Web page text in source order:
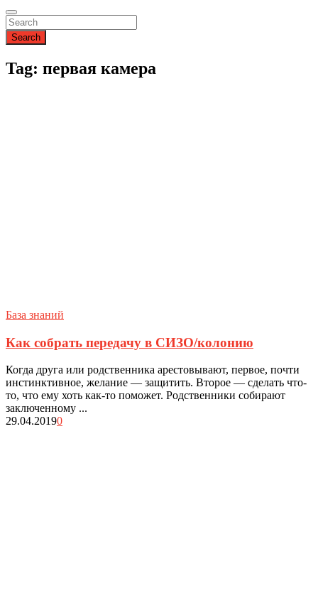
Search
Tag: первая камера
База знаний
Как собрать передачу в СИЗО/колонию
Когда друга или родственника арестовывают, первое, почти
инстинктивное, желание — защитить. Второе — сделать что-
то, что ему хоть как-то поможет. Родственники собирают
заключенному ...
29.04.20190